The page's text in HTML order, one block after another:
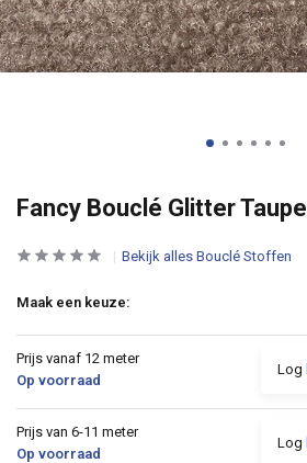
Fancy Bouclé Glitter Taupe
Bekijk alles Bouclé Stoffen
Maak een keuze:
Prijs vanaf 12 meter
Op voorraad
Log
Prijs van 6-11 meter
Op voorraad
Log